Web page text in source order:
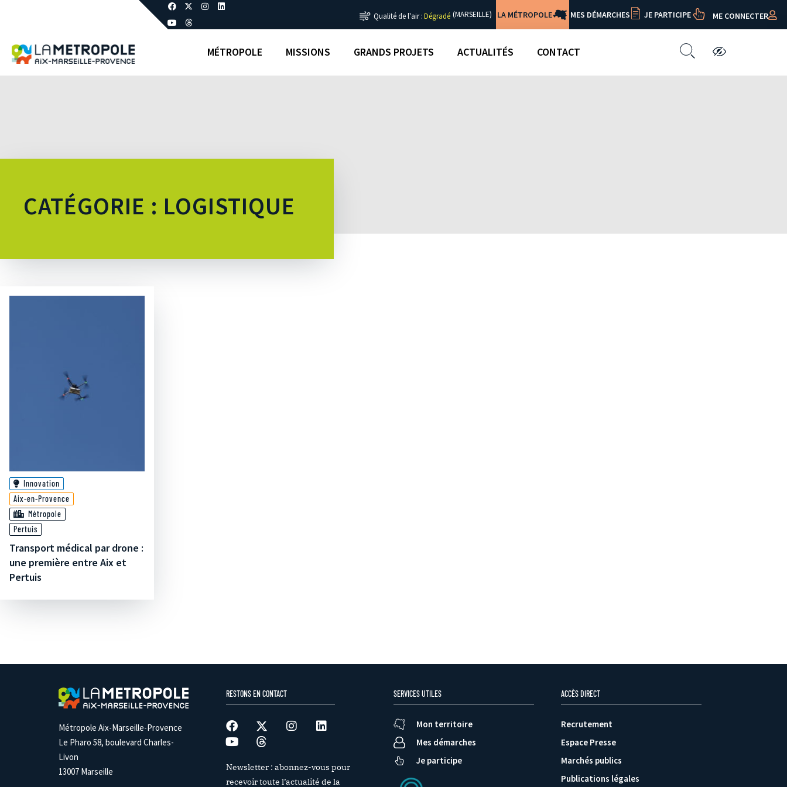
Qualité de l'air :Dégradé (MARSEILLE) LA MÉTROPOLE MES DÉMARCHES JE PARTICIPE ME CONNECTER
MÉTROPOLE MISSIONS GRANDS PROJETS ACTUALITÉS CONTACT
CATÉGORIE : LOGISTIQUE
Innovation
Aix-en-Provence
Métropole
Pertuis
Transport médical par drone :
une première entre Aix et
Pertuis
Métropole Aix-Marseille-Provence
Le Pharo 58, boulevard Charles-
Livon
13007 Marseille
RESTONS EN CONTACT
Newsletter : abonnez-vous pour
recevoir toute l’actualité de la
SERVICES UTILES
Mon territoire
Mes démarches
Je participe
ACCÈS DIRECT
Recrutement
Espace Presse
Marchés publics
Publications légales